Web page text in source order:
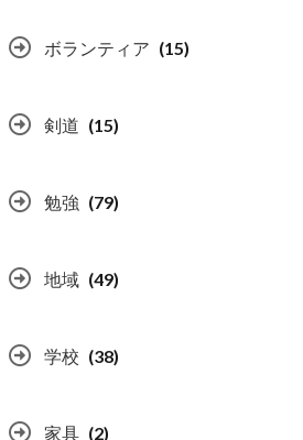
ボランティア (15)
剣道 (15)
勉強 (79)
地域 (49)
学校 (38)
家具 (2)